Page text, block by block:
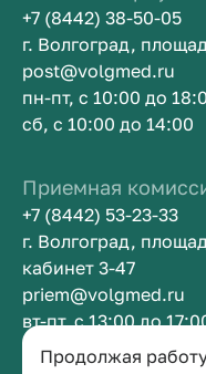
Продолжая
+7 (8442) 38-50-05
г. Волгоград,
post@volgmed.ru
пн-пт, с 10:00 до
сб, с 10:00 до 14:00
Приемная
+7 (8442) 53-23-33
г. Волгоград,
кабинет 3-47
priem@volgmed.ru
вт-пт, с 13:00 до